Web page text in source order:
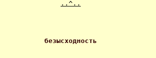
..^..
безысходность